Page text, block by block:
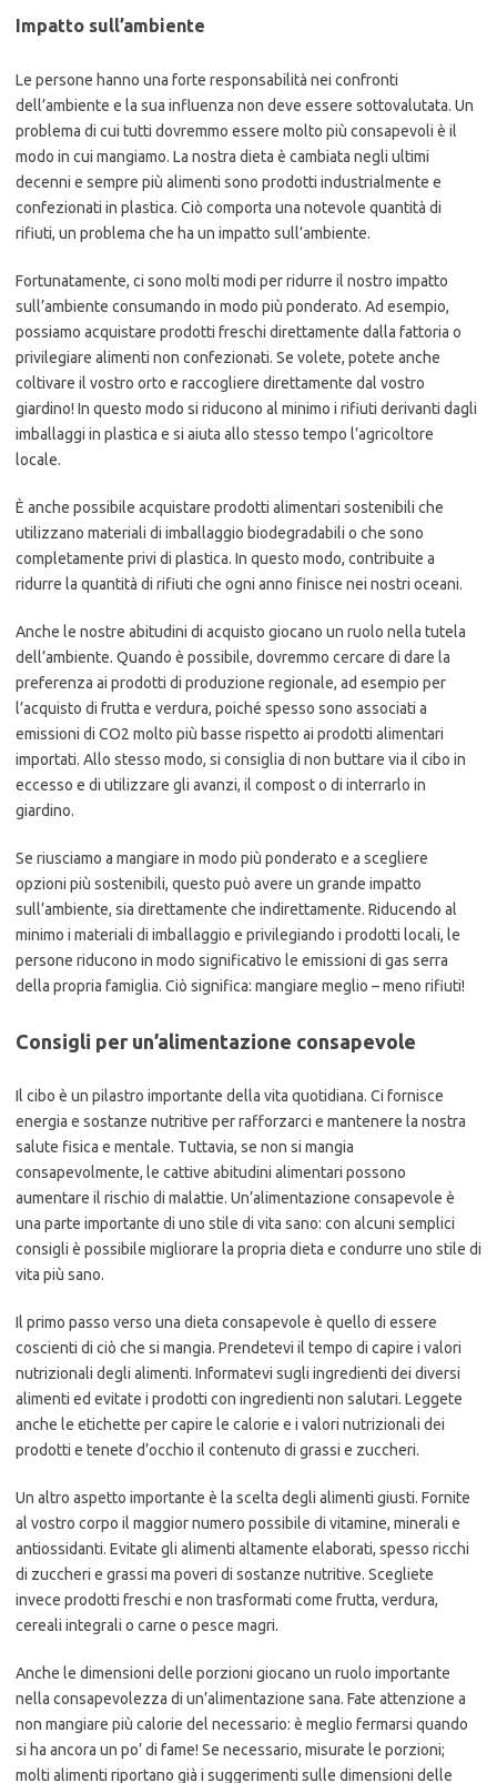
Impatto sull’ambiente
Le persone hanno una forte responsabilità nei confronti
dell’ambiente e la sua influenza non deve essere sottovalutata. Un
problema di cui tutti dovremmo essere molto più consapevoli è il
modo in cui mangiamo. La nostra dieta è cambiata negli ultimi
decenni e sempre più alimenti sono prodotti industrialmente e
confezionati in plastica. Ciò comporta una notevole quantità di
rifiuti, un problema che ha un impatto sull’ambiente.
Fortunatamente, ci sono molti modi per ridurre il nostro impatto
sull’ambiente consumando in modo più ponderato. Ad esempio,
possiamo acquistare prodotti freschi direttamente dalla fattoria o
privilegiare alimenti non confezionati. Se volete, potete anche
coltivare il vostro orto e raccogliere direttamente dal vostro
giardino! In questo modo si riducono al minimo i rifiuti derivanti dagli
imballaggi in plastica e si aiuta allo stesso tempo l’agricoltore
locale.
È anche possibile acquistare prodotti alimentari sostenibili che
utilizzano materiali di imballaggio biodegradabili o che sono
completamente privi di plastica. In questo modo, contribuite a
ridurre la quantità di rifiuti che ogni anno finisce nei nostri oceani.
Anche le nostre abitudini di acquisto giocano un ruolo nella tutela
dell’ambiente. Quando è possibile, dovremmo cercare di dare la
preferenza ai prodotti di produzione regionale, ad esempio per
l’acquisto di frutta e verdura, poiché spesso sono associati a
emissioni di CO2 molto più basse rispetto ai prodotti alimentari
importati. Allo stesso modo, si consiglia di non buttare via il cibo in
eccesso e di utilizzare gli avanzi, il compost o di interrarlo in
giardino.
Se riusciamo a mangiare in modo più ponderato e a scegliere
opzioni più sostenibili, questo può avere un grande impatto
sull’ambiente, sia direttamente che indirettamente. Riducendo al
minimo i materiali di imballaggio e privilegiando i prodotti locali, le
persone riducono in modo significativo le emissioni di gas serra
della propria famiglia. Ciò significa: mangiare meglio – meno rifiuti!
Consigli per un’alimentazione consapevole
Il cibo è un pilastro importante della vita quotidiana. Ci fornisce
energia e sostanze nutritive per rafforzarci e mantenere la nostra
salute fisica e mentale. Tuttavia, se non si mangia
consapevolmente, le cattive abitudini alimentari possono
aumentare il rischio di malattie. Un’alimentazione consapevole è
una parte importante di uno stile di vita sano: con alcuni semplici
consigli è possibile migliorare la propria dieta e condurre uno stile di
vita più sano.
Il primo passo verso una dieta consapevole è quello di essere
coscienti di ciò che si mangia. Prendetevi il tempo di capire i valori
nutrizionali degli alimenti. Informatevi sugli ingredienti dei diversi
alimenti ed evitate i prodotti con ingredienti non salutari. Leggete
anche le etichette per capire le calorie e i valori nutrizionali dei
prodotti e tenete d’occhio il contenuto di grassi e zuccheri.
Un altro aspetto importante è la scelta degli alimenti giusti. Fornite
al vostro corpo il maggior numero possibile di vitamine, minerali e
antiossidanti. Evitate gli alimenti altamente elaborati, spesso ricchi
di zuccheri e grassi ma poveri di sostanze nutritive. Scegliete
invece prodotti freschi e non trasformati come frutta, verdura,
cereali integrali o carne o pesce magri.
Anche le dimensioni delle porzioni giocano un ruolo importante
nella consapevolezza di un’alimentazione sana. Fate attenzione a
non mangiare più calorie del necessario: è meglio fermarsi quando
si ha ancora un po’ di fame! Se necessario, misurate le porzioni;
molti alimenti riportano già i suggerimenti sulle dimensioni delle